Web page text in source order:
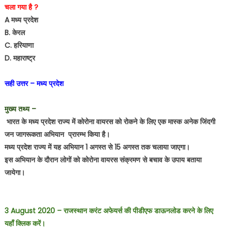
चला गया है ?
A मध्य प्रदेश
B. केरल
C. हरियाणा
D. महाराष्ट्र
सही उत्तर – मध्य प्रदेश
मुख्य तथ्य –
भारत के मध्य प्रदेश राज्य में कोरोना वायरस को रोकने के लिए एक मास्क अनेक जिंदगी
जन जागरूकता अभियान प्रारम्भ किया है।
मध्य प्रदेश राज्य में यह अभियान 1 अगस्त से 15 अगस्त तक चलाया जाएगा।
इस अभियान के दौरान लोगों को कोरोना वायरस संक्रमण से बचाव के उपाय बताया
जायेगा।
3August 2020 – राजस्थान करंट अफेयर्स की पीडीएफ डाऊनलोड करने के लिए
यहाँ क्लिक करें।